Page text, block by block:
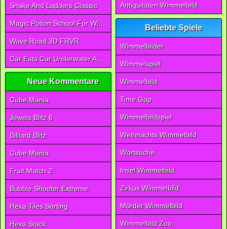
Snake And Ladders Classic
Magic Potion School For Witch
Wave Road 3D FRVR
Car Eats Car Underwater Adventure FRVR
Neue Kommentare
Cube Mania
Jewels Blitz 6
Billiard Blitz
Cube Mania
Fruit Match 2
Bubble Shooter Extreme
Hexa Tiles Sorting
Hexa Stack
Antiquitäten Wimmelbild
Beliebte Spiele
Wimmelbilder
Wimmelspiel
Wimmelbild
Time Gap
Wimmelbildspiel
Weihnachts Wimmelbild
Wortsuche
Insel Wimmelbild
Zirkus Wimmelbild
Mörder Wimmelbild
Wimmelbild Zoo